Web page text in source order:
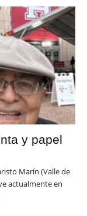
y papel
Marín (Valle de
actualmente en